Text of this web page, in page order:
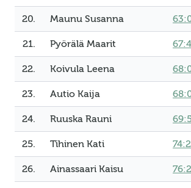
20. Maunu Susanna
21. Pyörälä Maarit
22. Koivula Leena
23. Autio Kaija
24. Ruuska Rauni
25. Tihinen Kati
26. Ainassaari Kaisu